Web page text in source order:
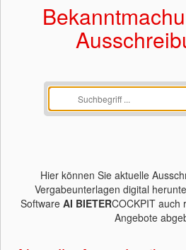
Hier können Sie aktuelle
Vergabeunterlagen digital
Software AI BIETERCOCKPIT auch
Angebote